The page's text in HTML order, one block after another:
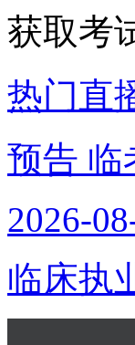
获取考
热门直
预告 临
2026-
临床执